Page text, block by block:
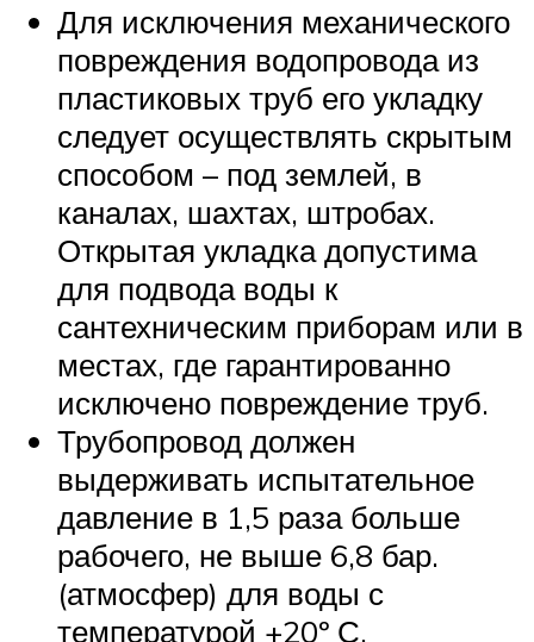
Для исключения механического
повреждения водопровода из
пластиковых труб его укладку
следует осуществлять скрытым
способом – под землей, в
каналах, шахтах, штробах.
Открытая укладка допустима
для подвода воды к
сантехническим приборам или в
местах, где гарантированно
исключено повреждение труб.
Трубопровод должен
выдерживать испытательное
давление в 1,5 раза больше
рабочего, не выше 6,8 бар.
(атмосфер) для воды с
температурой +20º С.